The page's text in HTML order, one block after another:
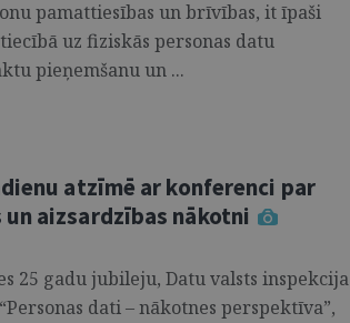
pamattiesības un brīvības, it īpaši
uz fiziskās personas datu
pieņemšanu un ...
atzīmē ar konferenci par
aizsardzības nākotni
25 gadu jubileju, Datu valsts inspekcija
dati – nākotnes perspektīva”,